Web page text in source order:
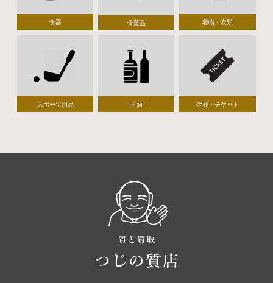
食器 骨董品 着物・衣類
スポーツ用品 古酒 金券・チケット